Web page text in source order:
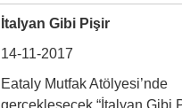
İtalyan Gibi Pişir
14-11-2017
Eataly Mutfak Atölyesi’nde
gerçekleşecek “İtalyan Gibi